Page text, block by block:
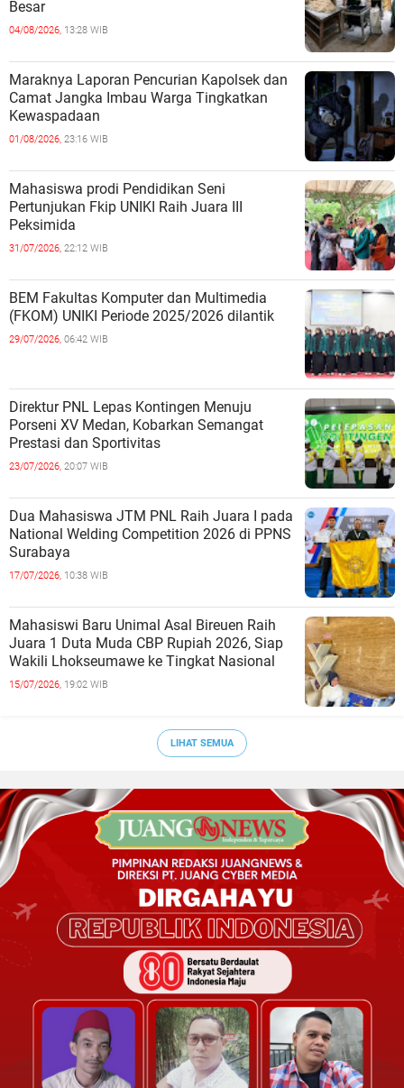
Besar
04/08/2026, 13:28 WIB
Maraknya Laporan Pencurian Kapolsek dan
Camat Jangka Imbau Warga Tingkatkan
Kewaspadaan
01/08/2026, 23:16 WIB
Mahasiswa prodi Pendidikan Seni
Pertunjukan Fkip UNIKI Raih Juara III
Peksimida
31/07/2026, 22:12 WIB
BEM Fakultas Komputer dan Multimedia
(FKOM) UNIKI Periode 2025/2026 dilantik
29/07/2026, 06:42 WIB
Direktur PNL Lepas Kontingen Menuju
Porseni XV Medan, Kobarkan Semangat
Prestasi dan Sportivitas
23/07/2026, 20:07 WIB
Dua Mahasiswa JTM PNL Raih Juara I pada
National Welding Competition 2026 di PPNS
Surabaya
17/07/2026, 10:38 WIB
Mahasiswi Baru Unimal Asal Bireuen Raih
Juara 1 Duta Muda CBP Rupiah 2026, Siap
Wakili Lhokseumawe ke Tingkat Nasional
15/07/2026, 19:02 WIB
LIHAT SEMUA